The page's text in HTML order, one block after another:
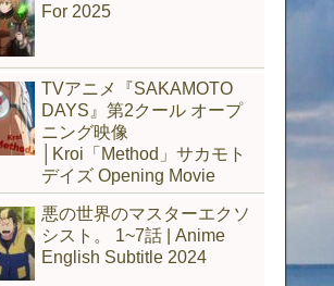
For 2025
TVアニメ『SAKAMOTO
DAYS』第2クール オープ
ニング映像
│Kroi「Method」サカモト
デイズ Opening Movie
悪の世界のマスターエクソ
シスト。 1~7話 | Anime
English Subtitle 2024